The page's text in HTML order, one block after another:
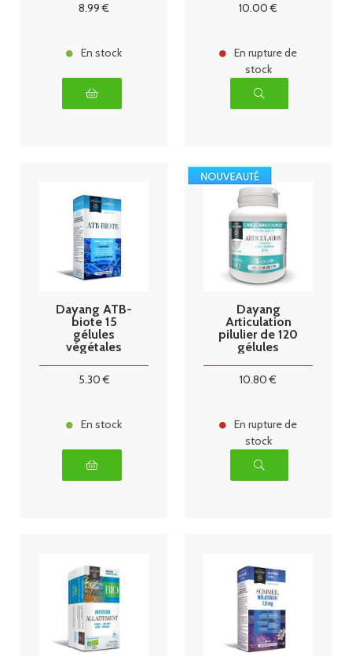
8.99 €
En stock
10.00 €
En rupture de
stock
Dayang ATB-
biote 15
gélules
végétales
5.30€
En stock
Dayang
Articulation
pilulier de 120
gélules
10.80 €
En rupture de
stock